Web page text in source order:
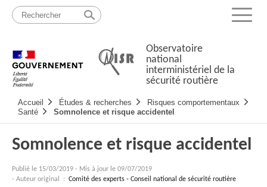
Passer
contenu
Menu
Observatoire
national
interministériel de la
sécurité routière
principale
Accueil Études & recherches
Risques comportementaux
Santé
Somnolence et risque accidentel
Somnolence et risque accidentel
Publié le 15/03/2019 - Mis à jour le 09/07/2019
- Auteur original : Comité des experts - Conseil national de sécurité routière